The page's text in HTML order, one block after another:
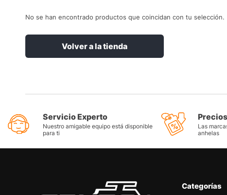
No se han encontrado productos que coincidan con tu selección.
Volver a la tienda
Servicio Experto
Nuestro amigable equipo está disponible
para ti
Las
anhelas
Categorías